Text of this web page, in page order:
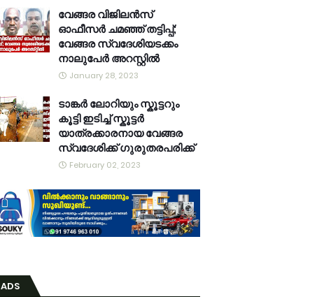
വേങ്ങര വിജിലൻസ്
ഓഫീസർ ചമഞ്ഞ് തട്ടിപ്പ്;
വേങ്ങര സ്വദേശിയടക്കം
നാലുപേർ അറസ്റ്റിൽ
January 28, 2023
ടാങ്കർ ലോറിയും സ്കൂട്ടറും
കൂട്ടി ഇടിച്ച് സ്കൂട്ടർ
യാത്രക്കാരനായ വേങ്ങര
സ്വദേശിക്ക് ഗുരുതരപരിക്ക്
February 02, 2023
ADS